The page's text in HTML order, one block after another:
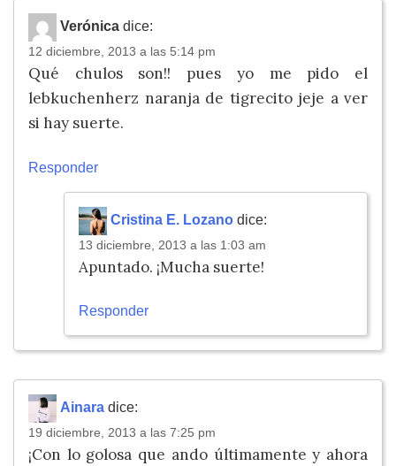
Verónica dice:
12 diciembre, 2013 a las 5:14 pm
Qué chulos son!! pues yo me pido el
lebkuchenherz naranja de tigrecito jeje a ver
si hay suerte.
Responder
Cristina E. Lozano dice:
13 diciembre, 2013 a las 1:03 am
Apuntado. ¡Mucha suerte!
Responder
Ainara dice:
19 diciembre, 2013 a las 7:25 pm
¡Con lo golosa que ando últimamente y ahora